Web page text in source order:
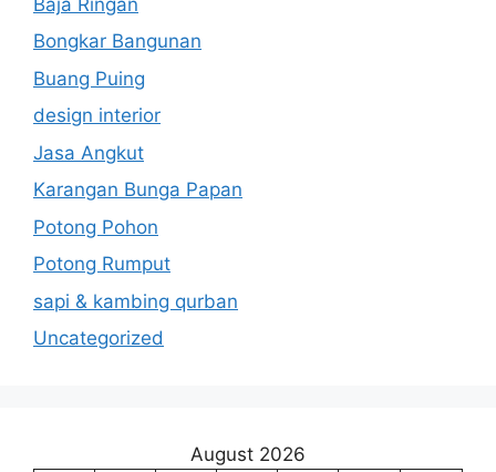
Bongkar Bangunan
Buang Puing
design interior
Jasa Angkut
Karangan Bunga Papan
Potong Pohon
Potong Rumput
sapi & kambing qurban
Uncategorized
August 2026